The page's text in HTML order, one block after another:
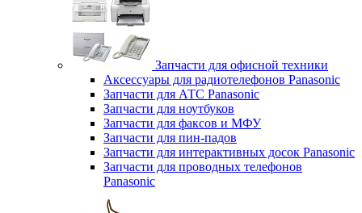
Запчасти для офисной техники
Аксессуары для радиотелефонов Panasonic
Запчасти для АТС Panasonic
Запчасти для ноутбуков
Запчасти для факсов и МФУ
Запчасти для пин-падов
Запчасти для интерактивных досок Panasonic
Запчасти для проводных телефонов
Panasonic